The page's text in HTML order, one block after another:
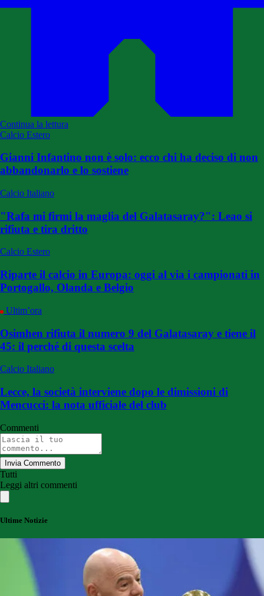
Continua la lettura
Calcio Estero
Gianni Infantino non è solo: ecco chi ha deciso di non
abbandonarlo e lo sostiene
Calcio Italiano
"Rafa mi firmi la maglia del Galatasaray?": Leao si
rifiuta e tira dritto
Calcio Estero
Riparte il calcio in Europa: oggi al via i campionati in
Portogallo, Olanda e Belgio
Ultim’ora
Osimhen rifiuta il numero 9 del Galatasaray e tiene il
45: il perché di questa scelta
Calcio Italiano
Lecce, la società interviene dopo le dimissioni di
Mencucci: la nota ufficiale del club
Commenti
Invia Commento
Tutti
Leggi altri commenti
Ultime Notizie